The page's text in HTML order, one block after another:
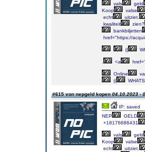
vals
geld
Koop
valse
echt
uitziet.
kwaliteit
zien?
bankbiljetten
href="https://
((
<a
Online
((
#615 von nepgeld kopen04.10.2023 -
IP: saved
NEP
GELD
+18176686431
vals
geld
Koop
valse
echt
uitziet.